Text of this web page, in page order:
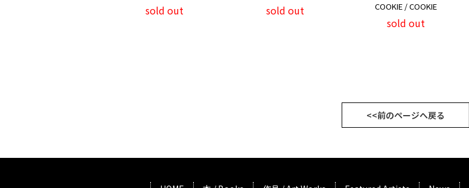
sold out sold out COOKIE / COOKIE
sold out
<<前のページへ戻る